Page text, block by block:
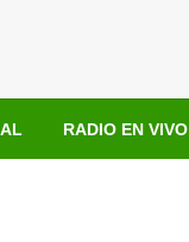
RADIO EN VIVO